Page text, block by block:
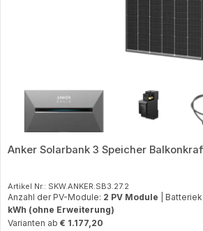
Anker Solarbank 3 Speicher
Artikel Nr.: SKW.ANKER.SB3.27.2
Anzahl der PV-Module: 2 PV Module
kWh (ohne Erweiterung)
Varianten ab € 1.177,20